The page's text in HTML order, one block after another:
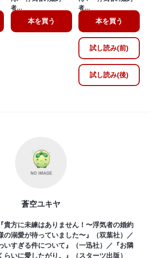
者…
本を買う
者…
本を買う
試し読み(前)
試し読み(後)
蒼空ユキヤ
貴方に未練はありません！〜浮気者の婚約
の溺愛が待っていました〜』（双葉社）／
いすぎる件について』（一迅社）／『お隣
らいに愛したがり。』（スターツ出版）